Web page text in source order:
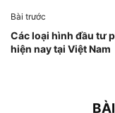
Bài trước
Các loại hình đầu tư
hiện nay tại Việt Nam